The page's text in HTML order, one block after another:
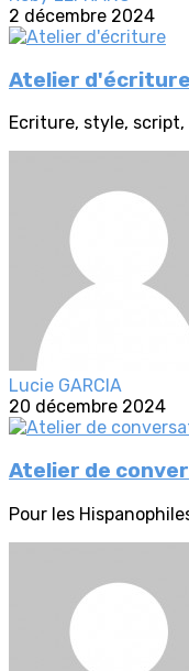
2 décembre 2024
Atelier d'écriture
Ecriture, style,
Lucie GARCIA
20 décembre 2024
Atelier de
Pour les